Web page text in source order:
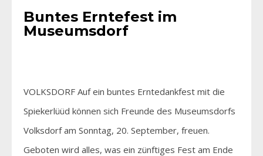
Buntes Erntefest im
Museumsdorf
VOLKSDORF Auf ein buntes Erntedankfest mit die
Spiekerlüüd können sich Freunde des Museumsdorfs
Volksdorf am Sonntag, 20. September, freuen.
Geboten wird alles, was ein zünftiges Fest am Ende